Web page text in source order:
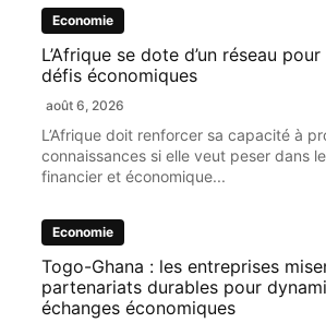
Economie
L’Afrique se dote d’un réseau
défis économiques
août 6, 2026
L’Afrique doit renforcer sa capacité à
connaissances si elle veut peser dans
financier et économique...
Economie
Togo-Ghana : les entreprises
partenariats durables pour
échanges économiques